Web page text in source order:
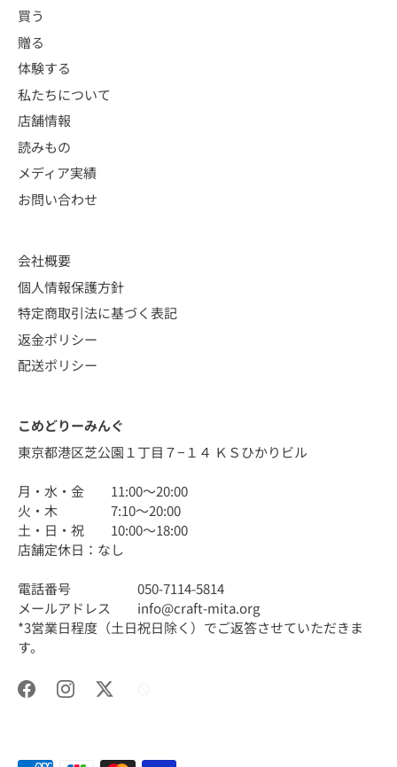
買う
贈る
体験する
私たちについて
店舗情報
読みもの
メディア実績
お問い合わせ
会社概要
個人情報保護方針
特定商取引法に基づく表記
返金ポリシー
配送ポリシー
こめどりーみんぐ
東京都港区芝公園１丁目７−１４ ＫＳひかりビル
月・水・金 11:00〜20:00
火・木 7:10〜20:00
土・日・祝 10:00〜18:00
店舗定休日：なし
電話番号 050-7114-5814
メールアドレス info@craft-mita.org
*3営業日程度（土日祝日除く）でご返答させていただきま
す。